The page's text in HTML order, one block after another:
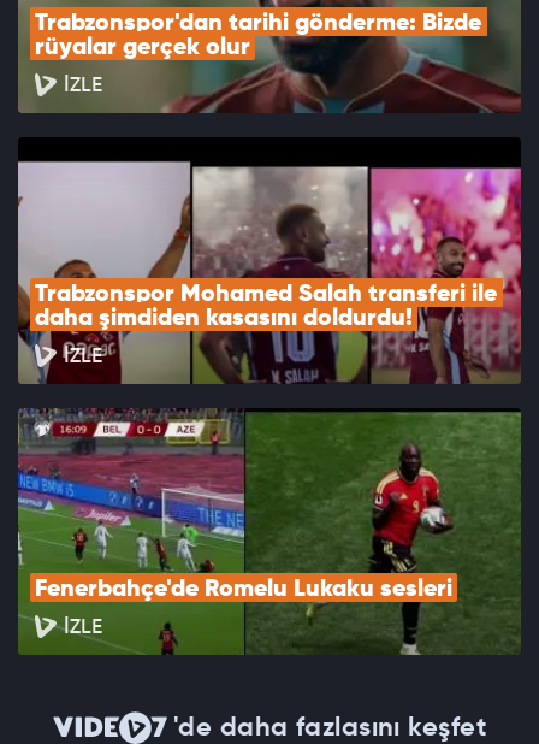
Trabzonspor'dan tarihi gönderme: Bizde
rüyalar gerçek olur
İZLE
Trabzonspor Mohamed Salah transferi ile
daha şimdiden kasasını doldurdu!
İZLE
Fenerbahçe'de Romelu Lukaku sesleri
İZLE
'de daha fazlasını keşfet